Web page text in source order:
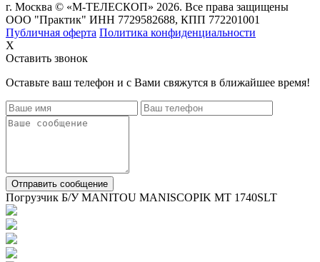
г. Москва © «М-ТЕЛЕСКОП» 2026. Все права защищены
ООО "Практик" ИНН 7729582688, КПП 772201001
Публичная оферта Политика конфиденциальности
X
Оставить звонок
Оставьте ваш телефон и с Вами свяжутся в ближайшее время!
Отправить сообщение
Погрузчик Б/У MANITOU MANISCOPIK MT 1740SLT